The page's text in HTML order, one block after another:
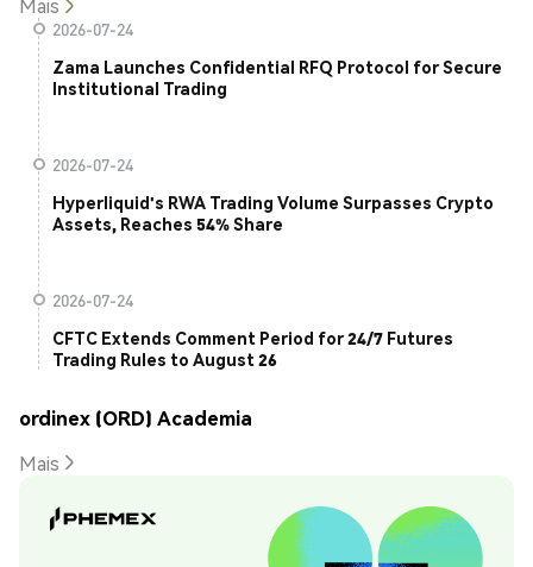
Mais
2026-07-24
Zama Launches Confidential RFQ Protocol for Secure
Institutional Trading
2026-07-24
Hyperliquid's RWA Trading Volume Surpasses Crypto
Assets, Reaches 54% Share
2026-07-24
CFTC Extends Comment Period for 24/7 Futures
Trading Rules to August 26
ordinex (ORD) Academia
Mais